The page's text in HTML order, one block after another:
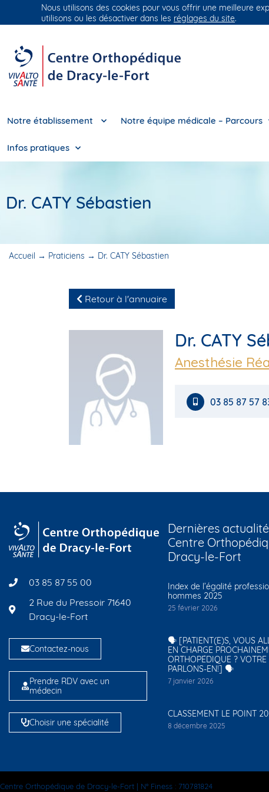
Groupe Vivalto Santé Entre nous, la vie
Notre établissement Notre équipe médicale – Parcours
Infos pratiques
Dr. CATY Sébastien
Accueil → Praticiens → Dr. CATY Sébastien
Retour à l'annuaire
Dr. CATY
Anesthésie
03 85 87 57
03 85 87 55 00
2 Rue du Pressoir 71640
Dracy-le-Fort
Contactez-nous
Prendre RDV avec un
médecin
Choisir une spécialité
Dernières
Centre
Dracy-le-Fort
Index de l’égalité
hommes 2025
25 février 2026
🗣️ [PATIENT(E)S, VOUS
EN CHARGE
ORTHOPÉDIQUE ?
PARLONS-EN!] 🗣️
7 janvier 2026
CLASSEMENT LE POINT
8 décembre 2025
Centre Orthopédique de Dracy-le-Fort | N° Finess : 710781824
Nous utilisons des cookies pour vous offrir une meilleure
utilisons ou les désactiver dans les réglages du site.